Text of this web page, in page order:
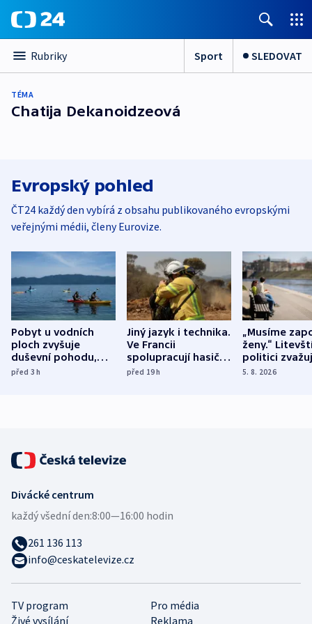
Rubriky Sport SLEDOVAT
TÉMA
Chatija Dekanoidzeová
Evropský pohled
ČT24 každý den vybírá z obsahu publikovaného evropskými
veřejnými médii, členy Eurovize.
Pobyt u vodních
ploch zvyšuje
duševní pohodu,
ukázala
před 3h
Jiný jazyk i technika.
Ve Francii
spolupracují hasiči z
různých zemí
před 19h
„Musíme
ženy.“
politici
dohodu o
5. 8. 2026
TV program
Pro média
Živé vysílání
Reklama
Divácké centrum
každý všední den:8:00—16:00 hodin
261 136 113
info@ceskatelevize.cz